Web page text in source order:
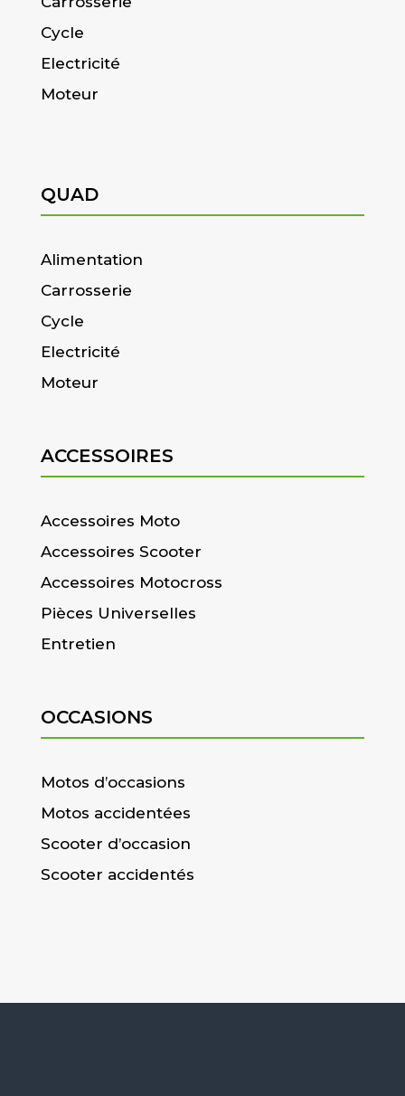
Cycle
Electricité
Moteur
QUAD
Alimentation
Carrosserie
Cycle
Electricité
Moteur
ACCESSOIRES
Accessoires Moto
Accessoires Scooter
Accessoires Motocross
Pièces Universelles
Entretien
OCCASIONS
Motos d’occasions
Motos accidentées
Scooter d’occasion
Scooter accidentés